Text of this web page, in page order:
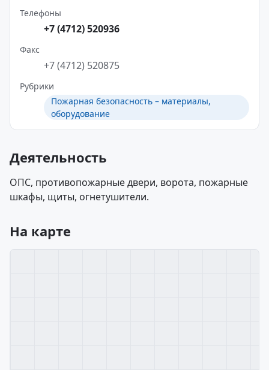
Телефоны
+7 (4712) 520936
Факс
+7 (4712) 520875
Рубрики
Пожарная безопасность – материалы,
оборудование
Деятельность
ОПС, противопожарные двери, ворота, пожарные
шкафы, щиты, огнетушители.
На карте